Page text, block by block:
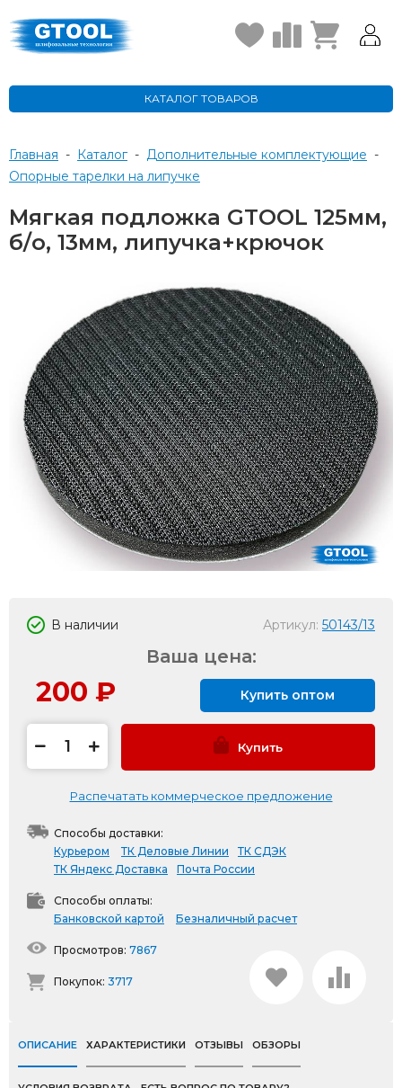
КАТАЛОГ ТОВАРОВ
Главная - Каталог - Дополнительные комплектующие -
Опорные тарелки на липучке
Мягкая подложка GTOOL 125мм,
б/о, 13мм, липучка+крючок
В наличии Артикул: 50143/13
Ваша цена:
200 ₽ Купить оптом
Купить
Распечатать коммерческое предложение
Способы доставки:
Курьером
ТК Деловые Линии
ТК СДЭК
ТК Яндекс Доставка
Почта России
Способы оплаты:
Банковской картой
Безналичный расчет
Просмотров: 7867
Покупок: 3717
ОПИСАНИЕ ХАРАКТЕРИСТИКИ ОТЗЫВЫ ОБЗОРЫ